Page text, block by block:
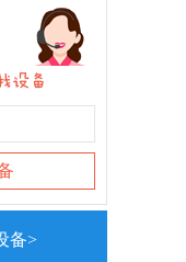
备>